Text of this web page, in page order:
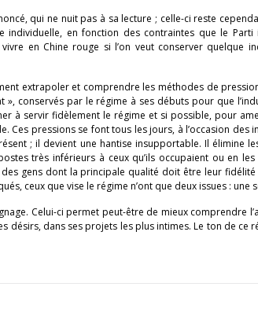
qui ne nuit pas à sa lecture ; celle-ci reste
individuelle, en fonction des contraintes que le Parti
en Chine rouge si l’on veut conserver quelque
extrapoler et comprendre les méthodes de
», conservés par le régime à ses débuts pour que
à servir fidèlement le régime et si possible, pour
pressions se font tous les jours, à l’occasion des
; il devient une hantise insupportable. Il élimine
très inférieurs à ceux qu’ils occupaient ou en
gens dont la principale qualité doit être leur
ceux que vise le régime n’ont que deux issues : une
Celui-ci permet peut-être de mieux comprendre
désirs, dans ses projets les plus intimes. Le ton de ce